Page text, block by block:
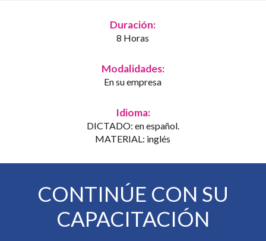
Duración:
8 Horas
Modalidades:
En su empresa
Idioma:
DICTADO: en español.
MATERIAL: inglés
CONTINÚE CON SU
CAPACITACIÓN